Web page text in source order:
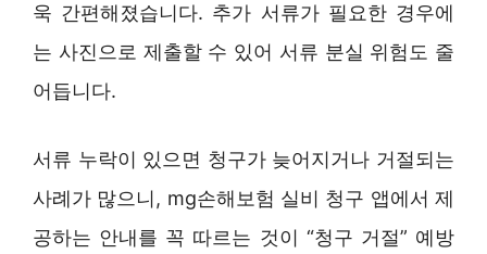
욱 간편해졌습니다. 추가 서류가 필요한 경우에
는 사진으로 제출할 수 있어 서류 분실 위험도 줄
어듭니다.
서류 누락이 있으면 청구가 늦어지거나 거절되는
사례가 많으니, mg손해보험 실비 청구 앱에서 제
공하는 안내를 꼭 따르는 것이 “청구 거절” 예방